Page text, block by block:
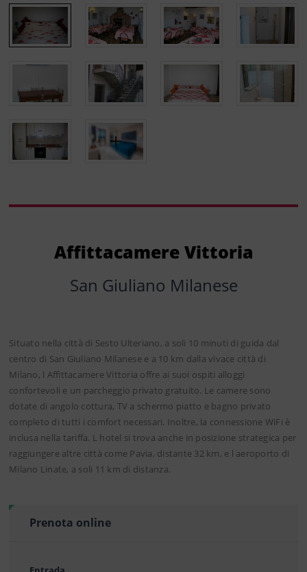
Affittacamere Vittoria
San Giuliano Milanese
Situato nella città di Sesto Ulteriano, a soli 10 minuti di guida dal
centro di San Giuliano Milanese e a 10 km dalla vivace città di
Milano, l Affittacamere Vittoria offre ai suoi ospiti alloggi
confortevoli e un parcheggio privato gratuito. Le camere sono
dotate di angolo cottura, TV a schermo piatto e bagno privato
completo di tutti i comfort necessari. Inoltre, la connessione WiFi è
inclusa nella tariffa. L hotel si trova anche in posizione strategica per
raggiungere altre città come Pavia, distante 32 km, e l aeroporto di
Milano Linate, a soli 11 km di distanza.
Prenota online